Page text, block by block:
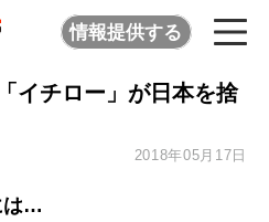
情報提供する
イチロー」が日本を捨
2018年05月17日
は…